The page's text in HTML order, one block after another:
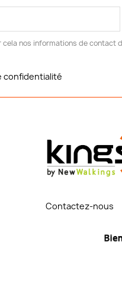
nos informations de contact
confidentialité
Contactez-nous